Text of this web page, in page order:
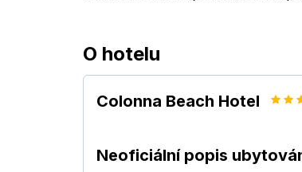
O hotelu
Colonna Beach Hotel
Neoficiální popis